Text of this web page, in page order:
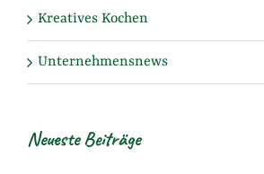
Kreatives Kochen
Unternehmensnews
Neueste Beiträge